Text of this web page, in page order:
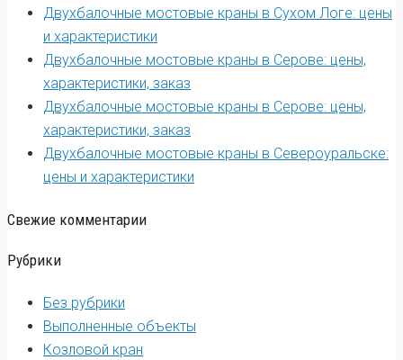
Двухбалочные мостовые краны в Сухом Логе: цены
и характеристики
Двухбалочные мостовые краны в Серове: цены,
характеристики, заказ
Двухбалочные мостовые краны в Серове: цены,
характеристики, заказ
Двухбалочные мостовые краны в Североуральске:
цены и характеристики
Свежие комментарии
Рубрики
Без рубрики
Выполненные объекты
Козловой кран